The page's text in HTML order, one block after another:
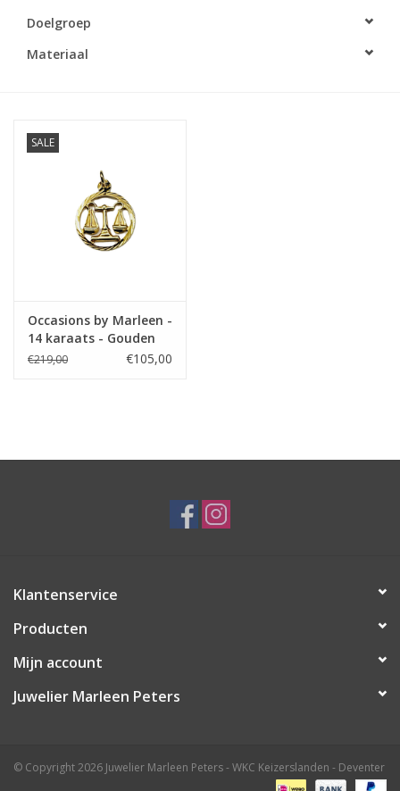
Merken
Doelgroep
Materiaal
SALE
Occasions by Marleen -
14 karaats - Gouden
sterrenbeeld -
€219,00 €105,00
Klantenservice
Producten
Mijn account
Juwelier Marleen Peters
© Copyright 2026 Juwelier Marleen Peters - WKC Keizerslanden - Deventer